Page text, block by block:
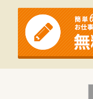
■中区・神奈川区に
■代表補佐業務（新店
≪こんな方にお勧
■現在マネージャー
ただける方を募集
■管理薬剤師の経験
ている方